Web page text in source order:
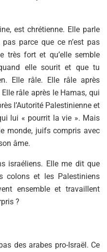
est chrétienne. Elle parle
parce que ce n’est pas
très fort et qu’elle semble
elle sourit et que tu
Elle râle. Elle râle après
râle après le Hamas, qui
l’Autorité Palestinienne et
lui « pourrit la vie ». Mais
monde, juifs compris avec
âme.
israéliens. Elle me dit que
colons et les Palestiniens
ensemble et travaillent
?
des arabes pro-Israël. Ce